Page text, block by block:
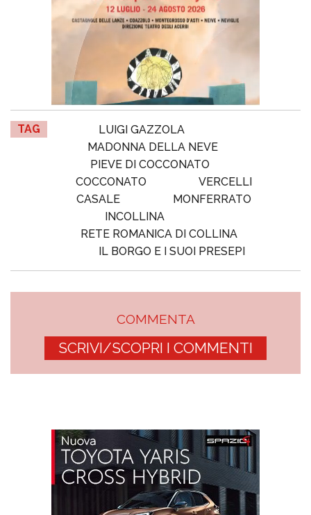
TAG
LUIGI GAZZOLA
MADONNA DELLA NEVE
PIEVE DI COCCONATO
COCCONATO
VERCELLI
CASALE
MONFERRATO
INCOLLINA
RETE ROMANICA DI COLLINA
IL BORGO E I SUOI PRESEPI
COMMENTA
SCRIVI/SCOPRI I COMMENTI